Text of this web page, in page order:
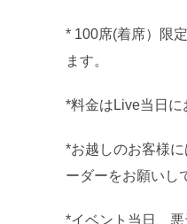
* 100席(着席）限
ます。
*料金はLive当日に
*お越しのお客様
ーダーをお願いし
*イベント当日、